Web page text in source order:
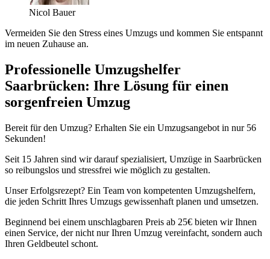
Nicol Bauer
Vermeiden Sie den Stress eines Umzugs und kommen Sie entspannt
im neuen Zuhause an.
Professionelle Umzugshelfer
Saarbrücken: Ihre Lösung für einen
sorgenfreien Umzug
Bereit für den Umzug? Erhalten Sie ein Umzugsangebot in nur 56
Sekunden!
Seit 15 Jahren sind wir darauf spezialisiert, Umzüge in Saarbrücken
so reibungslos und stressfrei wie möglich zu gestalten.
Unser Erfolgsrezept? Ein Team von kompetenten Umzugshelfern,
die jeden Schritt Ihres Umzugs gewissenhaft planen und umsetzen.
Beginnend bei einem unschlagbaren Preis ab 25€ bieten wir Ihnen
einen Service, der nicht nur Ihren Umzug vereinfacht, sondern auch
Ihren Geldbeutel schont.